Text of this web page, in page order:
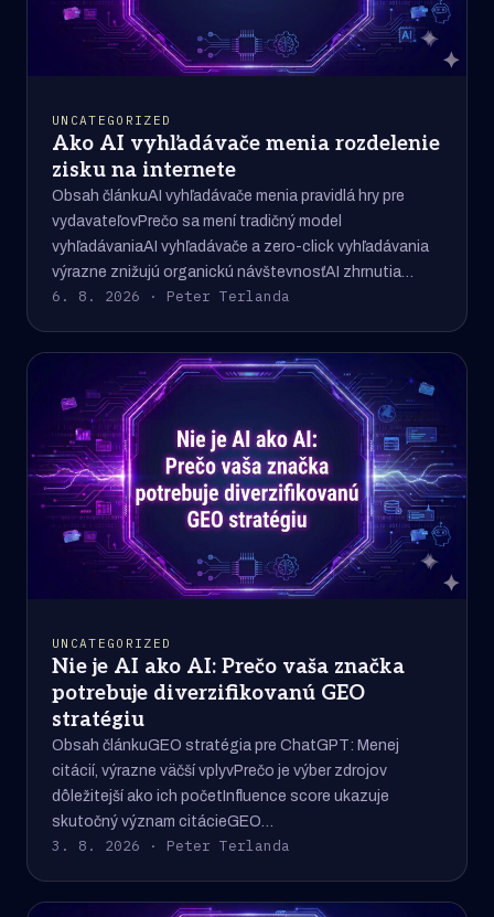
UNCATEGORIZED
Ako AI vyhľadávače menia rozdelenie
zisku na internete
Obsah článkuAI vyhľadávače menia pravidlá hry pre
vydavateľovPrečo sa mení tradičný model
vyhľadávaniaAI vyhľadávače a zero-click vyhľadávania
výrazne znižujú organickú návštevnosťAI zhrnutia…
6. 8. 2026 · Peter Terlanda
UNCATEGORIZED
Nie je AI ako AI: Prečo vaša značka
potrebuje diverzifikovanú GEO
stratégiu
Obsah článkuGEO stratégia pre ChatGPT: Menej
citácií, výrazne väčší vplyvPrečo je výber zdrojov
dôležitejší ako ich početInfluence score ukazuje
skutočný význam citácieGEO…
3. 8. 2026 · Peter Terlanda